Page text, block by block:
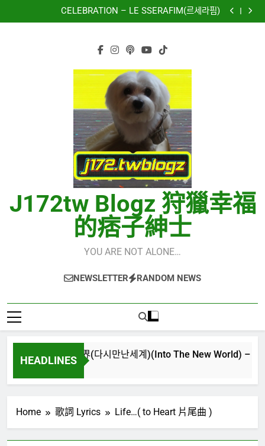
to
少女時代(소녀시대)(Girls’ Generation)
CELEBRATION – LE SSERAFIM(르세라핌)
Hermes One Quick Start Guide using OpenRouter Free
再次重逢的世界(다시만난세계)(Into The New World) –
少女時代(소녀시대)(Girls’ Generation)
CELEBRATION – LE SSERAFIM(르세라핌)
Models & Telegram Integration
虹 – 菅田将暉
J172tw Blogz 狩獵幸福
的痞子紳士
YOU ARE NOT ALONE…
NEWSLETTER RANDOM NEWS
HEADLINES
再次重逢的世界(다시만난세계)(Into The New World) – 少
Home 歌詞 Lyrics Life…( to Heart 片尾曲 )